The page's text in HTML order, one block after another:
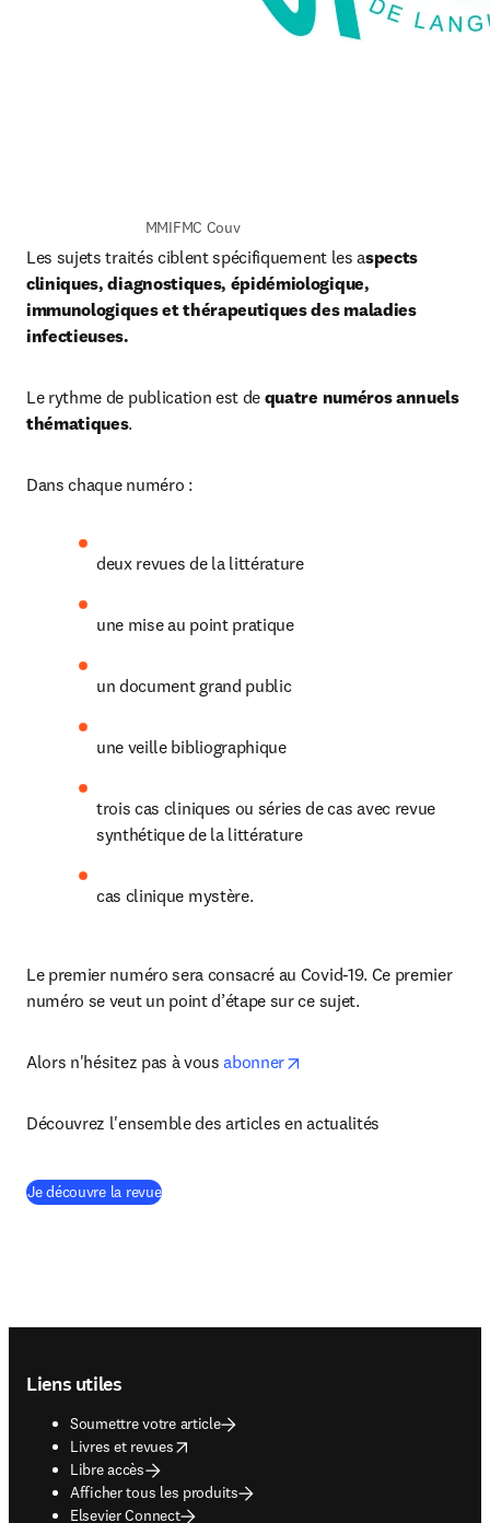
MMIFMC Couv
Les sujets traités ciblent spécifiquement les aspects
cliniques, diagnostiques, épidémiologique,
immunologiques et thérapeutiques des maladies
infectieuses.
Le rythme de publication est de quatre numéros annuels
thématiques.
Dans chaque numéro :
deux revues de la littérature
une mise au point pratique
un document grand public
une veille bibliographique
trois cas cliniques ou séries de cas avec revue
synthétique de la littérature
cas clinique mystère.
Le premier numéro sera consacré au Covid-19. Ce premier
numéro se veut un point d’étape sur ce sujet.
Alors n'hésitez pas à vous abonner
Découvrez l'ensemble des articles en actualités
Je découvre la revue(
Liens utiles
Soumettre votre article
Livres et revues
opens in new tab/window
Libre accès
Afficher tous les produits
Elsevier Connect